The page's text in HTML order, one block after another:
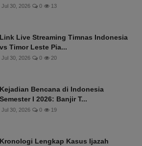
Jul 30, 2026 0 13
Link Live Streaming Timnas Indonesia
vs Timor Leste Pia...
Jul 30, 2026 0 20
Kejadian Bencana di Indonesia
Semester I 2026: Banjir T...
Jul 30, 2026 0 19
Kronologi Lengkap Kasus Ijazah